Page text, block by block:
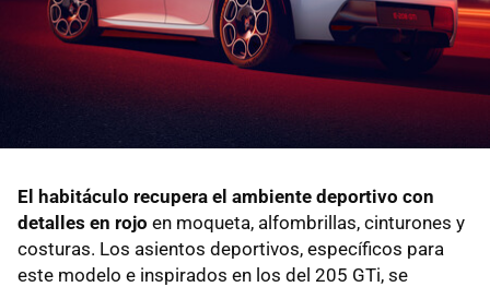
El habitáculo recupera el ambiente deportivo con
detalles en rojo en moqueta, alfombrillas, cinturones y
costuras. Los asientos deportivos, específicos para
este modelo e inspirados en los del 205 GTi, se